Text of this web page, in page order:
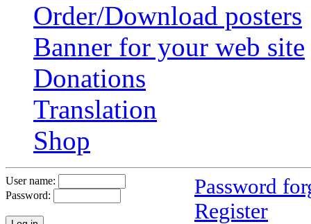
Order/Download posters
Banner for your web site
Donations
Translation
Shop
User name:
Password:
Password
Register